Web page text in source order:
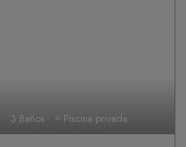
3 Baños ≈ Piscina privada